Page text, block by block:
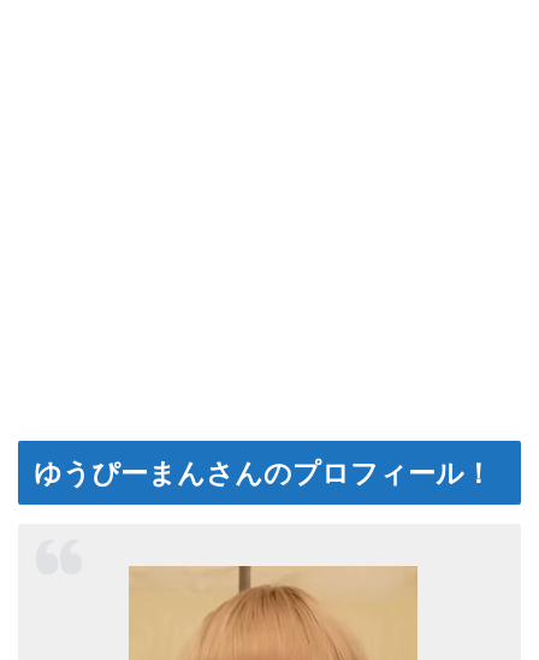
ゆうぴーまんさんのプロフィール！